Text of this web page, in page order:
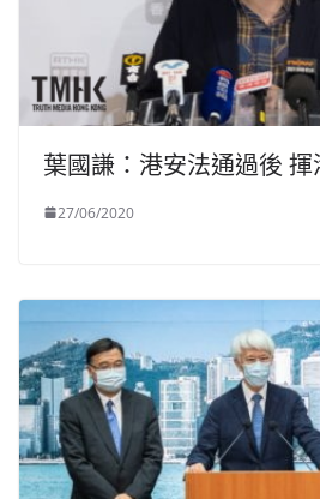
葉國謙：港安法通過後
27/06/2020